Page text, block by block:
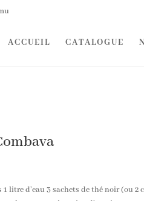
ACCUEIL CATALOGUE
litre d’eau 3 sachets de thé noir (ou 2